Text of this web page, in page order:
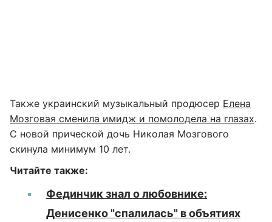
Также украинский музыкальный продюсер Елена
Мозговая сменила имидж и помолодела на глазах.
С новой прической дочь Николая Мозгового
скинула минимум 10 лет.
Читайте также:
Фединчик знал о любовнике:
Денисенко "спалилась" в объятиях